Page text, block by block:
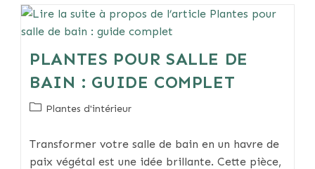
Cactus
En
5
PLANTES POUR SALLE DE
BAIN : GUIDE COMPLET
PostPlantes d'intérieur
Transformer votre salle de bain en un havre de
paix végétal est une idée brillante. Cette pièce,